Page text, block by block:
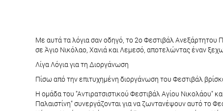
Με αυτά τα λόγια σαν οδηγό, το 2ο Φεστιβάλ Ανεξάρτητου
σε Άγιο Νικόλαο, Χανιά και Λεμεσό, αποτελώντας έναν
Λίγα Λόγια για τη Διοργάνωση
Πίσω από την επιτυχημένη διοργάνωση του Φεστιβάλ
Η ομάδα του "Αντιρατσιστικού Φεστιβάλ Αγίου Νικολάου"
Παλαιστίνη" συνεργάζονται για να ζωντανέψουν αυτό το